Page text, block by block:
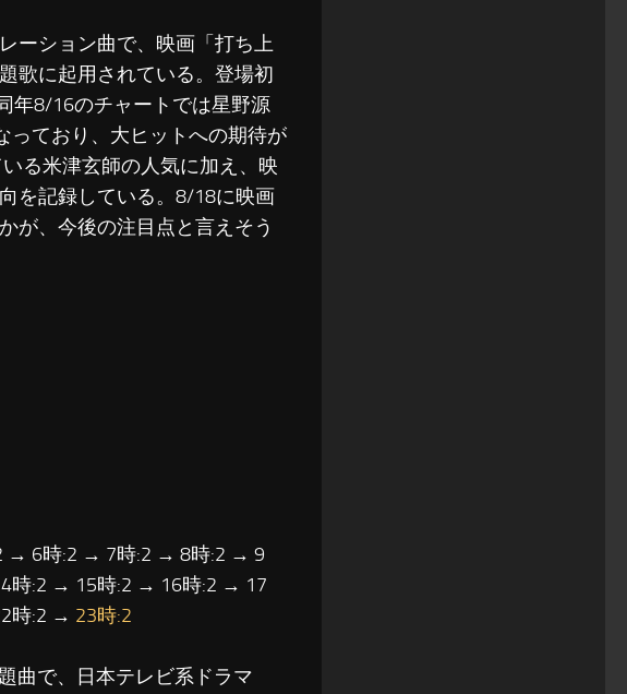
ーション曲で、映画「打ち上
歌に起用されている。登場初
年8/16のチャートでは星野源
っており、大ヒットへの期待が
る米津玄師の人気に加え、映
を記録している。8/18に映画
が、今後の注目点と言えそう
→ 6時:2 → 7時:2 → 8時:2 → 9
時:2 → 15時:2 → 16時:2 → 17
時:2 → 23時:2
曲で、日本テレビ系ドラマ